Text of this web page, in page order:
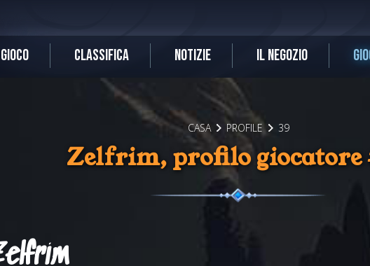
CLASSIFICA NOTIZIE IL NEGOZIO
CASA PROFILE 39
Zelfrim, profilo giocatore